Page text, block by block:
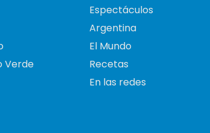
Verde
Espectáculos
Argentina
El Mundo
Recetas
En las redes